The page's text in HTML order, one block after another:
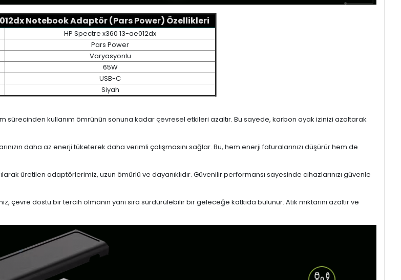
Notebook Adaptör (Pars Power) Özellikleri
HP Spectre x360 13-ae012dx
Pars Power
Varyasyonlu
65W
USB-C
Siyah
sürecinden kullanım ömrünün sonuna kadar çevresel etkileri azaltır. Bu sayede, karbon ayak izinizi azaltarak
daha az enerji tüketerek daha verimli çalışmasını sağlar. Bu, hem enerji faturalarınızı düşürür hem de
üretilen adaptörlerimiz, uzun ömürlü ve dayanıklıdır. Güvenilir performansı sayesinde cihazlarınızı güvenle
dostu bir tercih olmanın yanı sıra sürdürülebilir bir geleceğe katkıda bulunur. Atık miktarını azaltır ve